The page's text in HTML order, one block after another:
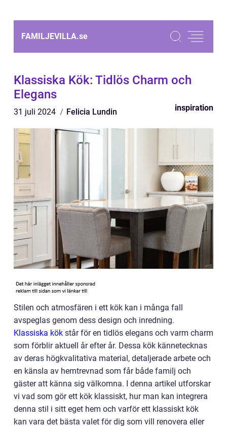
FAMILJEVILLA.se
Klassiska Kök: Tidlös Charm och
Elegans
31 juli 2024 Felicia Lundin inspiration
Stilen och atmosfären i ett kök kan i många fall
avspeglas genom dess design och inredning.
Klassiska kök står för en tidlös elegans och varm charm
som förblir aktuell år efter år. Dessa kök kännetecknas
av deras högkvalitativa material, detaljerade arbete och
en känsla av hemtrevnad som får både familj och
gäster att känna sig välkomna. I denna artikel utforskar
vi vad som gör ett kök klassiskt, hur man kan integrera
denna stil i sitt eget hem och varför ett klassiskt kök
kan vara det bästa valet för dig som vill renovera eller